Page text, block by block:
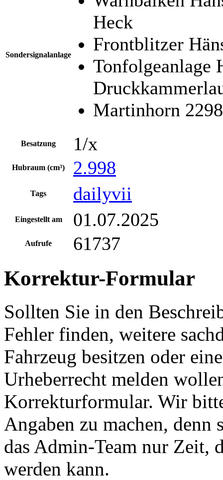
Sondersignalanlage
Heck
Frontblitzer
Tonfolgeanlage
Martinhorn
Besatzung 1/x
Hubraum (cm³) 2.998
Tags dailyvii
Eingestellt am 01.07.2025
Aufrufe 61737
Korrektur-Formular
Sollten Sie in den
Fehler finden, weitere
Fahrzeug besitzen oder
Urheberrecht melden
Korrekturformular. Wir
Angaben zu machen,
das Admin-Team nur Zeit,
werden kann.